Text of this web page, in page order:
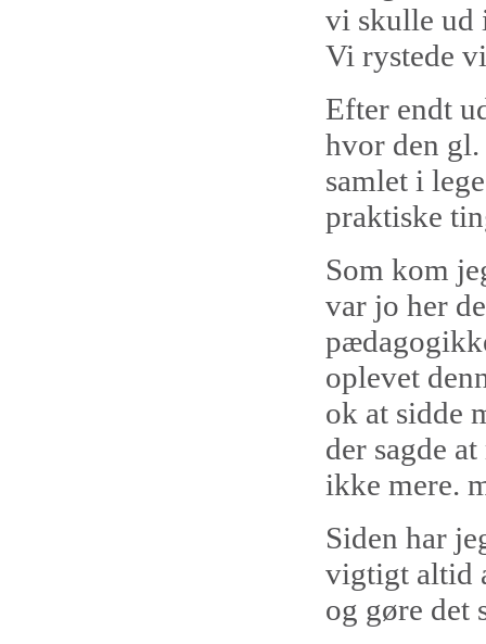
vi skulle ud
Vi rystede
Efter endt
hvor den gl.
samlet i
praktiske
Som kom
var jo her
oplevet
ok at sidde
der sagde
ikke mere.
Siden har
vigtigt altid
og gøre det